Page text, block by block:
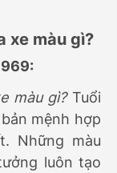
xe màu gì?
màu gì? Tuổi
mệnh hợp
Những màu
luôn tạo